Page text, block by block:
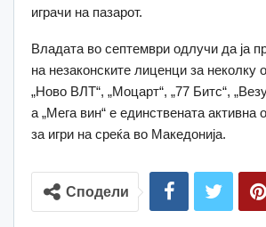
играчи на пазарот.
Владата во септември одлучи да ја
на незаконските лиценци за неколку
„Ново ВЛТ“, „Моцарт“, „77 Битс“,
а „Мега вин“ е единствената активна
за игри на среќа во Македонија.
Сподели